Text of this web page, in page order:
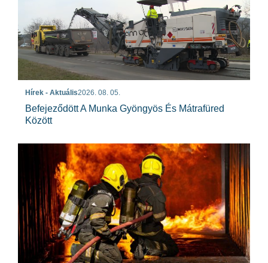
Hírek - Aktuális2026. 08. 05.
Befejeződött A Munka Gyöngyös És Mátrafüred
Között